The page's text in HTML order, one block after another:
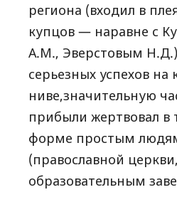
региона (входил в
купцов — наравне с
А.М., Эверстовым
серьезных успехов
ниве,значительную
прибыли жертвовал в
форме простым
(православной церкви,
образовательным